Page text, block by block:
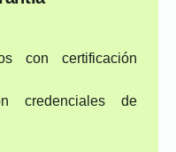
con certificación
credenciales de